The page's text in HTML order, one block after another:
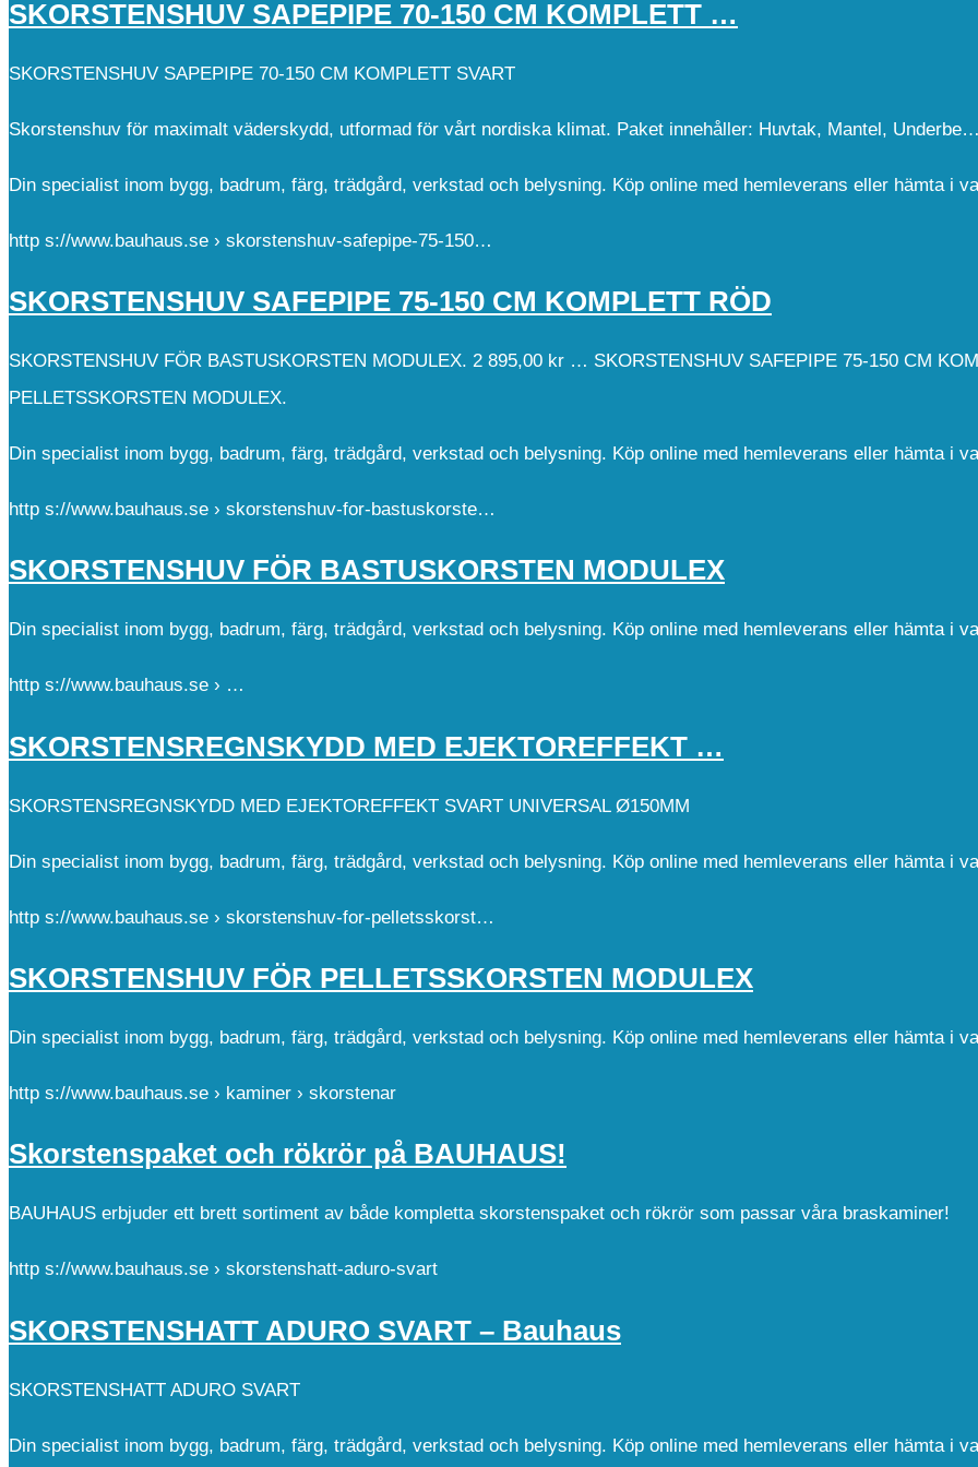
SKORSTENSHUV SAPEPIPE 70-150 CM KOMPLETT …
SKORSTENSHUV SAPEPIPE 70-150 CM KOMPLETT SVART
Skorstenshuv för maximalt väderskydd, utformad för vårt nordiska klimat. Paket innehåller: Huvtak, Mantel,
Din specialist inom bygg, badrum, färg, trädgård, verkstad och belysning. Köp online med hemleverans eller hämta i
http s://www.bauhaus.se › skorstenshuv-safepipe-75-150…
SKORSTENSHUV SAFEPIPE 75-150 CM KOMPLETT RÖD
SKORSTENSHUV FÖR BASTUSKORSTEN MODULEX. 2 895,00 kr … SKORSTENSHUV SAFEPIPE 75-150 CM
PELLETSSKORSTEN MODULEX.
Din specialist inom bygg, badrum, färg, trädgård, verkstad och belysning. Köp online med hemleverans eller hämta i
http s://www.bauhaus.se › skorstenshuv-for-bastuskorste…
SKORSTENSHUV FÖR BASTUSKORSTEN MODULEX
Din specialist inom bygg, badrum, färg, trädgård, verkstad och belysning. Köp online med hemleverans eller hämta i
http s://www.bauhaus.se › …
SKORSTENSREGNSKYDD MED EJEKTOREFFEKT …
SKORSTENSREGNSKYDD MED EJEKTOREFFEKT SVART UNIVERSAL Ø150MM
Din specialist inom bygg, badrum, färg, trädgård, verkstad och belysning. Köp online med hemleverans eller hämta i
http s://www.bauhaus.se › skorstenshuv-for-pelletsskorst…
SKORSTENSHUV FÖR PELLETSSKORSTEN MODULEX
Din specialist inom bygg, badrum, färg, trädgård, verkstad och belysning. Köp online med hemleverans eller hämta i
http s://www.bauhaus.se › kaminer › skorstenar
Skorstenspaket och rökrör på BAUHAUS!
BAUHAUS erbjuder ett brett sortiment av både kompletta skorstenspaket och rökrör som passar våra braskaminer!
http s://www.bauhaus.se › skorstenshatt-aduro-svart
SKORSTENSHATT ADURO SVART – Bauhaus
SKORSTENSHATT ADURO SVART
Din specialist inom bygg, badrum, färg, trädgård, verkstad och belysning. Köp online med hemleverans eller hämta i